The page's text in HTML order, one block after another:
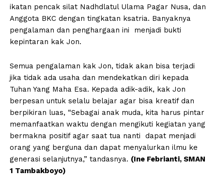
ikatan pencak silat Nadhdlatul Ulama Pagar Nusa, dan
Anggota BKC dengan tingkatan ksatria. Banyaknya
pengalaman dan penghargaan ini menjadi bukti
kepintaran kak Jon.
Semua pengalaman kak Jon, tidak akan bisa terjadi
jika tidak ada usaha dan mendekatkan diri kepada
Tuhan Yang Maha Esa. Kepada adik-adik, kak Jon
berpesan untuk selalu belajar agar bisa kreatif dan
berpikiran luas, “Sebagai anak muda, kita harus pintar
memanfaatkan waktu dengan mengikuti kegiatan yang
bermakna positif agar saat tua nanti dapat menjadi
orang yang berguna dan dapat menyalurkan ilmu ke
generasi selanjutnya,” tandasnya. (Ine Febrianti, SMAN
1 Tambakboyo)